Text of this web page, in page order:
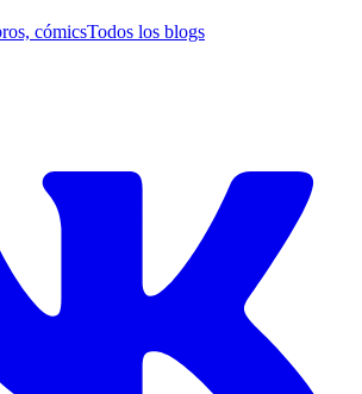
cómicsTodos los blogs